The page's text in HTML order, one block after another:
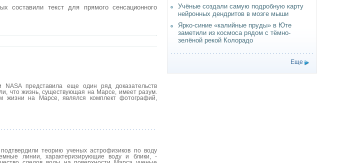
составили текст для прямого сенсационного
NASA представила еще один ряд доказательств
что жизнь, существующая на Марсе, имеет разум.
жизни на Марсе, являлся комплект фотографий,
теорию ученых астрофизиков по воду
линии, характеризирующие воду и блики, -
Учёные создали самую подробную карту
нейронных дендритов в мозге мыши
Ярко-синие «калийные пруды» в Юте
заметили из космоса рядом с тёмно-
зелёной рекой Колорадо
Еще